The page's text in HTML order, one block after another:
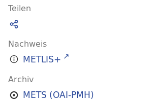
Teilen
Nachweis
METLIS+
Archiv
METS (OAI-PMH)